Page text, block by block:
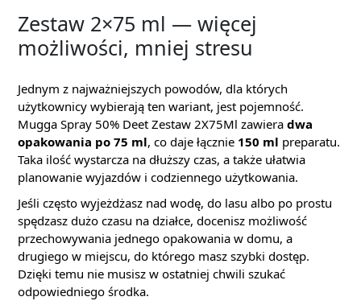
Zestaw 2×75 ml — więcej
możliwości, mniej stresu
Jednym z najważniejszych powodów, dla których
użytkownicy wybierają ten wariant, jest pojemność.
Mugga Spray 50% Deet Zestaw 2X75Ml zawiera dwa
opakowania po 75 ml, co daje łącznie 150 ml preparatu.
Taka ilość wystarcza na dłuższy czas, a także ułatwia
planowanie wyjazdów i codziennego użytkowania.
Jeśli często wyjeżdżasz nad wodę, do lasu albo po prostu
spędzasz dużo czasu na działce, docenisz możliwość
przechowywania jednego opakowania w domu, a
drugiego w miejscu, do którego masz szybki dostęp.
Dzięki temu nie musisz w ostatniej chwili szukać
odpowiedniego środka.